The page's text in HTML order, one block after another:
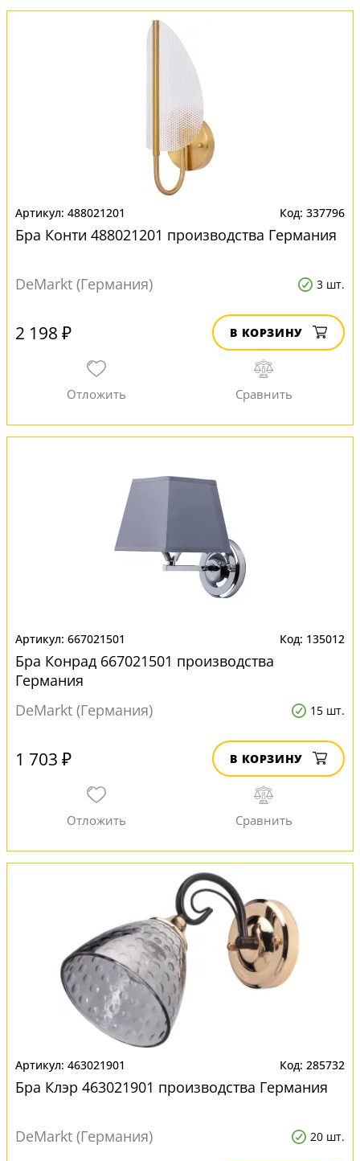
488021201 337796
Бра Конти 488021201 производства Германия
DeMarkt (Германия) 3 шт.
2 198 ₽ В КОРЗИНУ
667021501 135012
Бра Конрад 667021501 производства
Германия
DeMarkt (Германия)
15 шт.
1 703 ₽ В КОРЗИНУ
463021901 285732
Бра Клэр 463021901 производства Германия
DeMarkt (Германия) 20 шт.